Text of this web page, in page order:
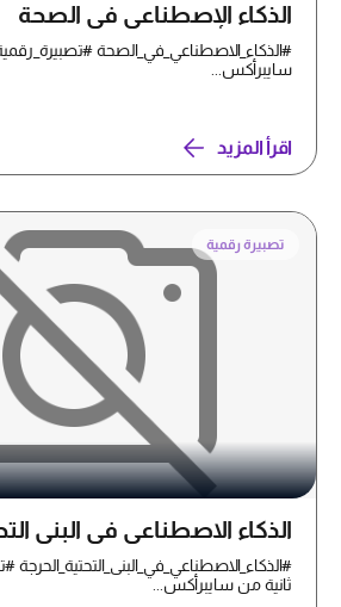
الذكاء الإصطناعي في الصحة
سايبرأكس...
اقرأ المزيد
تصبيرة رقمية
الذكاء الاصطناعي في البنى
ثانية من سايبرأكس...